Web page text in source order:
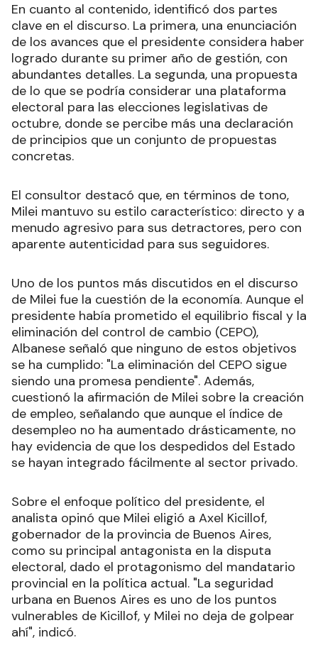
En cuanto al contenido, identificó dos partes
clave en el discurso. La primera, una enunciación
de los avances que el presidente considera haber
logrado durante su primer año de gestión, con
abundantes detalles. La segunda, una propuesta
de lo que se podría considerar una plataforma
electoral para las elecciones legislativas de
octubre, donde se percibe más una declaración
de principios que un conjunto de propuestas
concretas.
El consultor destacó que, en términos de tono,
Milei mantuvo su estilo característico: directo y a
menudo agresivo para sus detractores, pero con
aparente autenticidad para sus seguidores.
Uno de los puntos más discutidos en el discurso
de Milei fue la cuestión de la economía. Aunque el
presidente había prometido el equilibrio fiscal y la
eliminación del control de cambio (CEPO),
Albanese señaló que ninguno de estos objetivos
se ha cumplido: "La eliminación del CEPO sigue
siendo una promesa pendiente". Además,
cuestionó la afirmación de Milei sobre la creación
de empleo, señalando que aunque el índice de
desempleo no ha aumentado drásticamente, no
hay evidencia de que los despedidos del Estado
se hayan integrado fácilmente al sector privado.
Sobre el enfoque político del presidente, el
analista opinó que Milei eligió a Axel Kicillof,
gobernador de la provincia de Buenos Aires,
como su principal antagonista en la disputa
electoral, dado el protagonismo del mandatario
provincial en la política actual. "La seguridad
urbana en Buenos Aires es uno de los puntos
vulnerables de Kicillof, y Milei no deja de golpear
ahí", indicó.